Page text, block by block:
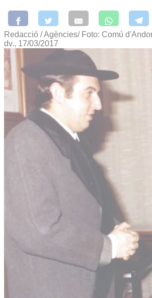
Redacció / Agències/ Foto: Comú
dv., 17/03/2017